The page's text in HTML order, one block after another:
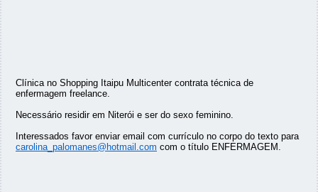
Clínica no Shopping Itaipu Multicenter contrata técnica de
enfermagem freelance.
Necessário residir em Niterói e ser do sexo feminino.
Interessados favor enviar email com currículo no corpo do texto para
carolina_palomanes@hotmail.com com o título ENFERMAGEM.